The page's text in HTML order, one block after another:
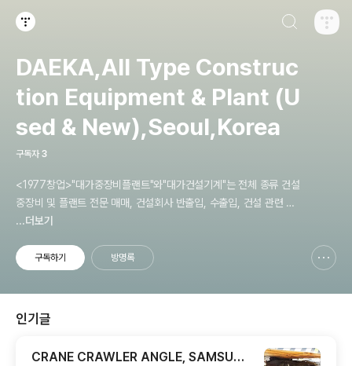
DAEKA,All Type Construc
tion Equipment & Plant (U
sed & New),Seoul,Korea
구독자 3
<1977창업>"대가중장비플랜트"와"대가건설기계"는 전체 종류 건설
중장비 및 플랜트 전문 매매, 건설회사 반출입, 수출입, 건설 관련 전
반 업무 전문 업체 입니다. 전화 02-2677-5544, 大韓建設機械
om, <Seoul Branch, Korea Construction Machinery & Facil
...더보기
구독하기 방명록
인기글
CRANE CRAWLER ANGLE, SAMSUNG